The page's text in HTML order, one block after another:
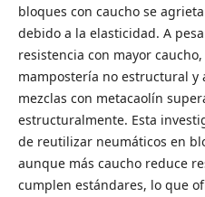
bloques con caucho se
debido a la elasticidad. A
resistencia con mayor
mampostería no estructural y
mezclas con metacaolín
estructuralmente. Esta
de reutilizar neumáticos en
aunque más caucho reduce
cumplen estándares, lo que